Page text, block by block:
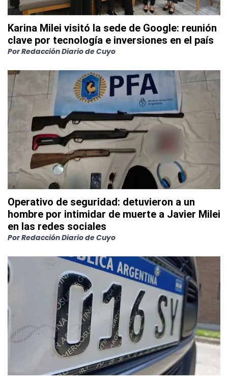
Karina Milei visitó la sede de Google: reunión
clave por tecnología e inversiones en el país
PorRedacción Diario de Cuyo
Operativo de seguridad: detuvieron a un
hombre por intimidar de muerte a Javier Milei
en las redes sociales
PorRedacción Diario de Cuyo